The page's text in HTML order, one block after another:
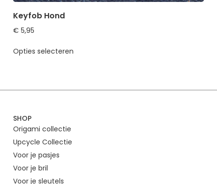
Keyfob Hond
€ 5,95
Opties selecteren
SHOP
Origami collectie
Upcycle Collectie
Voor je pasjes
Voor je bril
Voor je sleutels